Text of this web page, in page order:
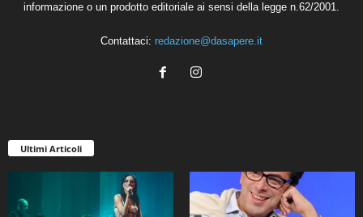
informazione o un prodotto editoriale ai sensi della legge n.62/2001.
Contattaci: redazione@dasapere.it
Ultimi Articoli